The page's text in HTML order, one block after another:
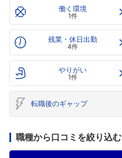
働く環境
1件
残業・休日出勤
4件
やりがい
1件
転職後のギャップ
職種から口コミを絞り込む